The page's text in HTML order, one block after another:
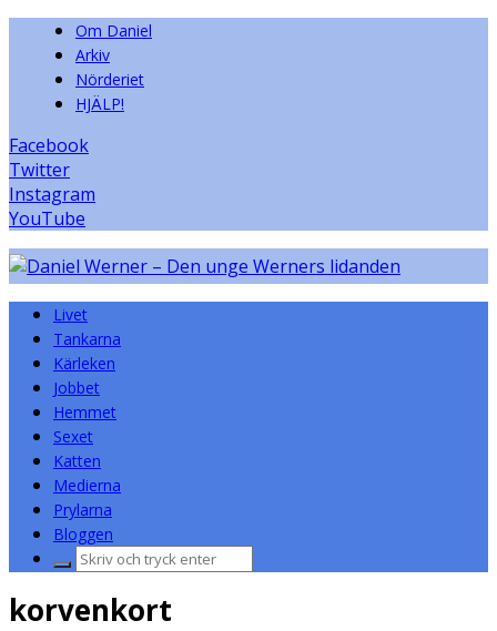
Om Daniel
Arkiv
Nörderiet
HJÄLP!
Facebook
Twitter
Instagram
YouTube
Livet
Tankarna
Kärleken
Jobbet
Hemmet
Sexet
Katten
Medierna
Prylarna
Bloggen
Sök
korvenkort